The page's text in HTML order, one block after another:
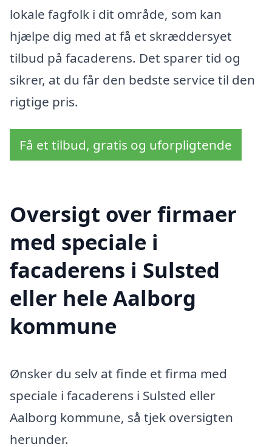
lokale fagfolk i dit område, som kan
hjælpe dig med at få et skræddersyet
tilbud på facaderens. Det sparer tid og
sikrer, at du får den bedste service til den
rigtige pris.
Få et tilbud, gratis og uforpligtende
Oversigt over firmaer
med speciale i
facaderens i Sulsted
eller hele Aalborg
kommune
Ønsker du selv at finde et firma med
speciale i facaderens i Sulsted eller
Aalborg kommune, så tjek oversigten
herunder.